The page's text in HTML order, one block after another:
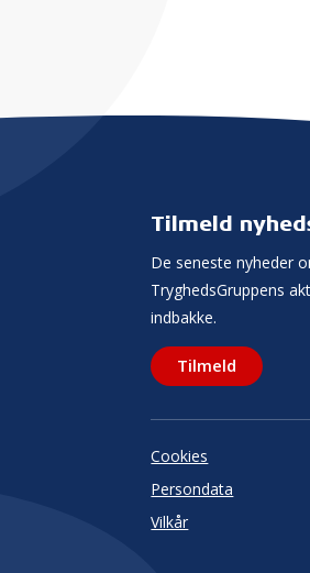
Tilmeld
De seneste nyheder
TryghedsGruppens
indbakke.
Tilmeld
Cookies
Persondata
Vilkår